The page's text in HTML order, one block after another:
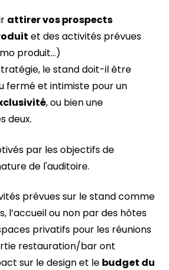
attirer vos prospects
et des activités prévues
produit…)
le stand doit-il être
fermé et intimiste pour un
, ou bien une
deux.
par les objectifs de
de l'auditoire.
prévues sur le stand comme
l’accueil ou non par des hôtes
privatifs pour les réunions
restauration/bar ont
sur le design et le budget du